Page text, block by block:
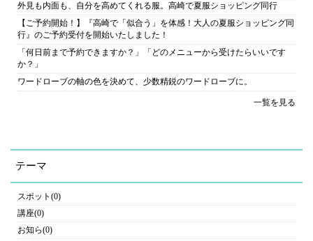
外見も内面も、自分を高めてくれる服。高崎で夏服ショッピング同行
【ご予約開始！】『高崎で「似合う」を体感！大人の夏服ショッピング同
行』のご予約受付を開始いたしました！
「何日前まで予約できますか？」「どのメニューから受けたらいいです
か？」
ワードローブの軸の色を決めて、少数精鋭のワードローブに。
一覧を見る
テーマ
スポット (0)
講座(0)
お知ら(0)